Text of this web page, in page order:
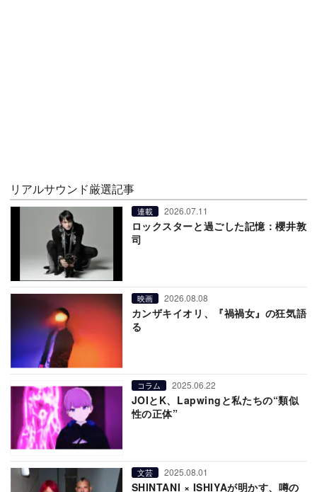
リアルサウンド厳選記事
連載 2026.07.11
ロックスターと過ごした記憶：櫻井敦
司
映画 2026.08.08
カンザキイオリ、『禍禍女』の狂気語
る
コラム 2025.06.22
JOIとK、Lapwingと私たちの“類似
性の正体”
文芸 2025.08.01
SHINTANI × ISHIYAが明かす、噂の